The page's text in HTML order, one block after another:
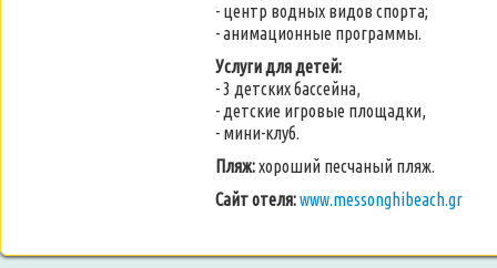
- центр водных видов спорта;
- анимационные программы.
Услуги для детей:
- 3 детских бассейна,
- детские игровые площадки,
- мини-клуб.
Пляж:хороший песчаный пляж.
Сайт отеля:www.messonghibeach.gr